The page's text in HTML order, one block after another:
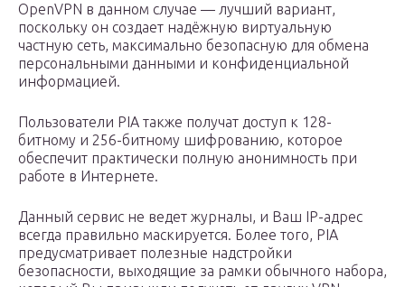
OpenVPN в данном случае — лучший вариант,
поскольку он создает надёжную виртуальную
частную сеть, максимально безопасную для обмена
персональными данными и конфиденциальной
информацией.
Пользователи PIA также получат доступ к 128-
битному и 256-битному шифрованию, которое
обеспечит практически полную анонимность при
работе в Интернете.
Данный сервис не ведет журналы, и Ваш IP-адрес
всегда правильно маскируется. Более того, PIA
предусматривает полезные надстройки
безопасности, выходящие за рамки обычного набора,